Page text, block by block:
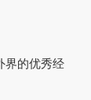
界的优秀经